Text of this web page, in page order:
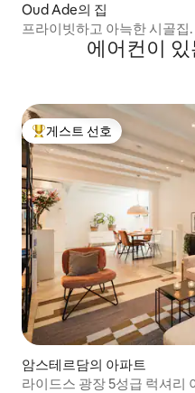
Oud Ade의 집
프라이빗하고 아늑한 시골집
에어컨이
상위 게스트 선호
게스트 선호
암스테르담의 아파트
라이드스 광장 5성급 럭셔리